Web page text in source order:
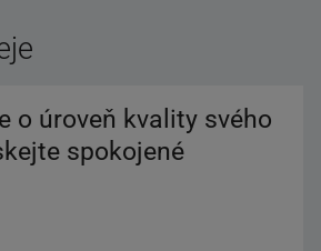
o úroveň kvality svého
spokojené